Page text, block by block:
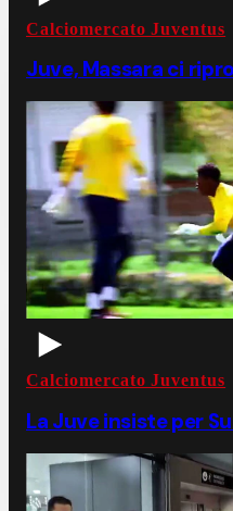
Calciomercato Juventus
Juve, Massara ci
Calciomercato Juventus
La Juve insiste per